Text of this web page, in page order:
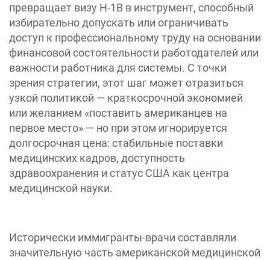
превращает визу H-1B в инструмент, способный
избирательно допускать или ограничивать
доступ к профессиональному труду на основании
финансовой состоятельности работодателей или
важности работника для системы. С точки
зрения стратегии, этот шаг может отразиться
узкой политикой — краткосрочной экономией
или желанием «поставить американцев на
первое место» — но при этом игнорируется
долгосрочная цена: стабильные поставки
медицинских кадров, доступность
здравоохранения и статус США как центра
медицинской науки.
Исторически иммигранты-врачи составляли
значительную часть американской медицинской